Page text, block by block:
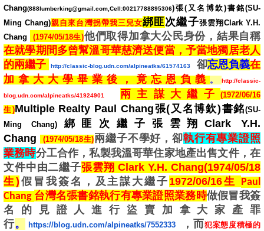
Chang(888lumberking@gmail.com,Cell:00217788895306)張(又名博欽)書銘(SU-
Ming Chang)親自來台灣拐帶我三兒女綁匪次繼子張雲翔Clark Y.H.
Chang (1974/05/18生)他們取得加拿大公民身份，結果自稱
在就學期間多曾幫溫哥華慈濟送便當，予當地獨居老人
的兩繼子
http://classic-blog.udn.com/alpineatks/61574163 卻忘恩負義在
加拿大大學畢業後，竟忘恩負義。 http://classic-
blog.udn.com/alpineatks/41924901 兩主謀大繼子 (1972/06/16
生)Multiple Realty Paul Chang張(又名博欽)書銘(SU-
Ming Chang)綁匪次繼子張雲翔Clark Y.H.
Chang
(1974/05/18生)兩繼子不學好，卻執行有專業證照
業務時分工合作，私製我溫哥華住家地產出售文件，在
文件中由二繼子張雲翔 Clark Y.H. Chang(1974/05/18
生) 假冒我簽名，及主謀大繼子 1972/06/16生
Paul
Chang 台灣名張書銘執行有專業證照業務時做假冒我簽
名的見證人進行盜賣加拿大家產罪
行。 https://blog.udn.com/alpineatks/7552333 ，而犯案態度積極的